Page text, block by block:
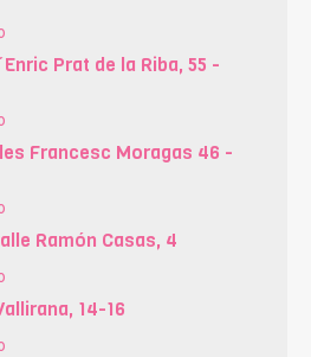
Prat de la Riba, 55 -
Francesc Moragas 46 -
Ramón Casas, 4
14-16